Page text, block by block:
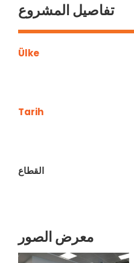
تفاصيل المشروع
Ülke
Tarih
القطاع
معرض الصور